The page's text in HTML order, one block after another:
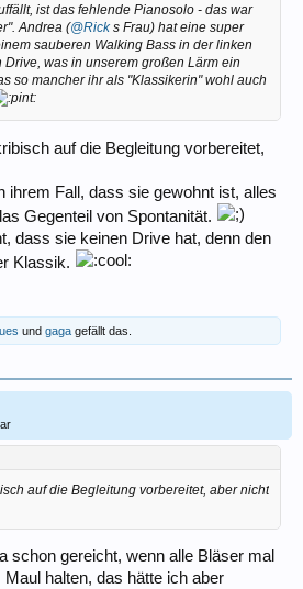
ist das fehlende Pianosolo - das war
Andrea (@Ricks Frau) hat eine super
sauberen Walking Bass in der linken
was in unserem großen Lärm ein
so mancher ihr als "Klassikerin" wohl auch
auf die Begleitung vorbereitet,
ihrem Fall, dass sie gewohnt ist, alles
Gegenteil von Spontanität.
dass sie keinen Drive hat, denn den
Klassik.
und gaga gefällt das.
auf die Begleitung vorbereitet, aber nicht
schon gereicht, wenn alle Bläser mal
halten, das hätte ich aber